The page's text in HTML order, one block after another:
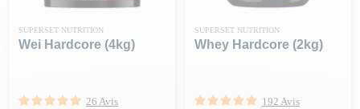
SUPERSET NUTRITION
Wei Hardcore (4kg)
26 Avis
SUPERSET NUTRITION
Whey Hardcore (2kg)
192 Avis